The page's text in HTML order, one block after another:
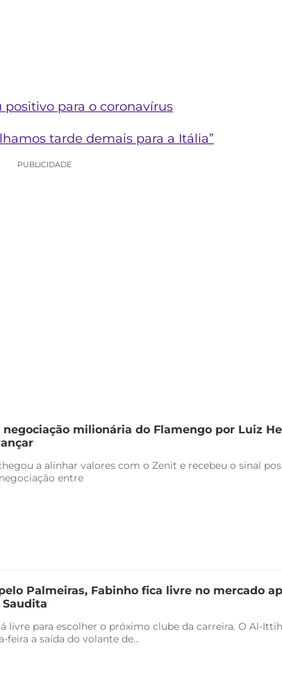
para o coronavírus
tarde demais para a Itália”
PUBLICIDADE
negociação milionária do Flamengo por Luiz
a alinhar valores com o Zenit e recebeu o sinal
entre
Palmeiras, Fabinho fica livre no mercado
livre para escolher o próximo clube da carreira. O Al-
feira a saída do volante de...